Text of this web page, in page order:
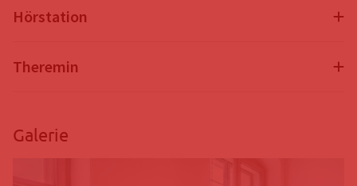
Hörstation
Theremin
Galerie